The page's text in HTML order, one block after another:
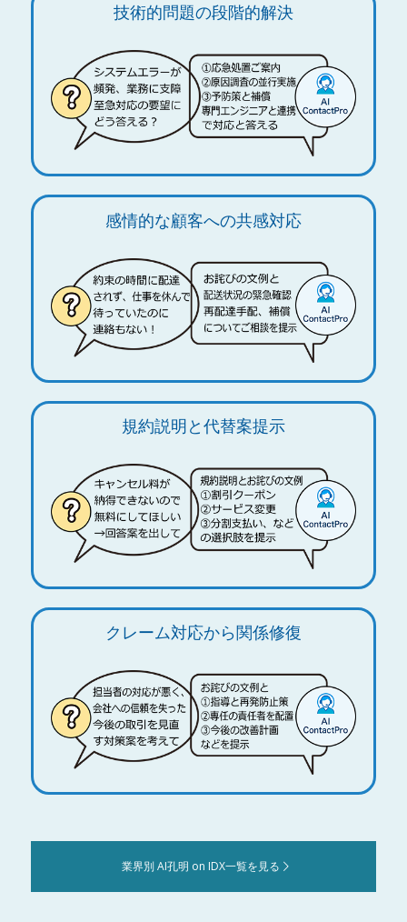
技術的問題の段階的解決
感情的な顧客への共感対応
規約説明と代替案提示
クレーム対応から関係修復
業界別 AI孔明 on IDX一覧を見る